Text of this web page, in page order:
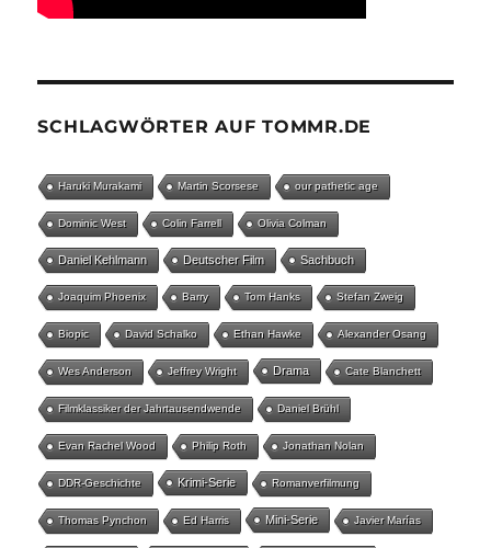
SCHLAGWÖRTER AUF TOMMR.DE
Haruki Murakami Martin Scorsese our pathetic age
Dominic West Colin Farrell Olivia Colman
Daniel Kehlmann Deutscher Film Sachbuch
Joaquim Phoenix Barry Tom Hanks Stefan Zweig
Biopic David Schalko Ethan Hawke Alexander Osang
Wes Anderson Jeffrey Wright Drama Cate Blanchett
Filmklassiker der Jahrtausendwende Daniel Brühl
Evan Rachel Wood Philip Roth Jonathan Nolan
DDR-Geschichte Krimi-Serie Romanverfilmung
Thomas Pynchon Ed Harris Mini-Serie Javier Marías